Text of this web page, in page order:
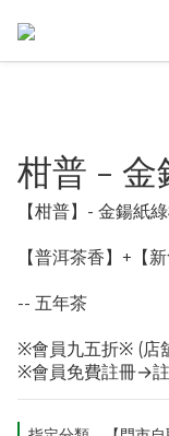
柑普 - 金
【柑普】- 金鍚紙
【普洱茶香】+【新
-- 五年茶
※會員九五折※ (店
※會員免費註冊→